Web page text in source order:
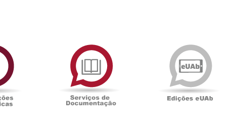
Académicas
Documentação